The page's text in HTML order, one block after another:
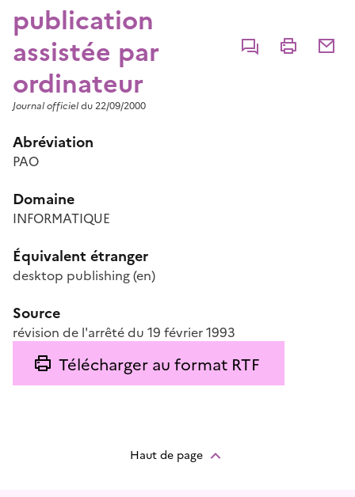
publication
assistée par
ordinateur
CommenterImprimer
Journal officieldu 22/09/2000
Abréviation
PAO
Domaine
INFORMATIQUE
Équivalent étranger
desktop publishing(en)
Source
révision de l'arrêté du 19 février 1993
Télécharger au format RTF
Haut de page